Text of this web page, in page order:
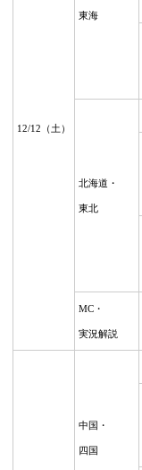
12/12（土）
東海
北海道・
東北
MC・
実況解説
中国・
四国